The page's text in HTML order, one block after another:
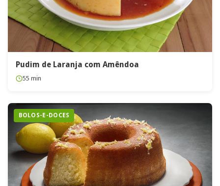
Pudim de Laranja com Amêndoa
55 min
BOLOS-E-DOCES